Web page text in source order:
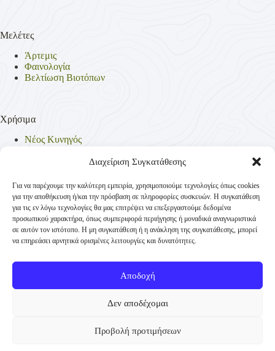
Διαχείριση Συγκατάθεσης
Για να παρέχουμε την καλύτερη εμπειρία, χρησιμοποιούμε τεχνολογίες όπως cookies
για την αποθήκευση ή/και την πρόσβαση σε πληροφορίες συσκευών. Η συγκατάθεση
για τις εν λόγω τεχνολογίες θα μας επιτρέψει να επεξεργαστούμε δεδομένα
προσωπικού χαρακτήρα, όπως συμπεριφορά περιήγησης ή μοναδικά αναγνωριστικά
σε αυτόν τον ιστότοπο. Η μη συγκατάθεση ή η ανάκληση της συγκατάθεσης, μπορεί
να επηρεάσει αρνητικά ορισμένες λειτουργίες και δυνατότητες.
Αποδοχή
Δεν αποδέχομαι
Προβολή προτιμήσεων
Μελέτες
Άρτεμις
Φαινολογία
Βελτίωση Βιοτόπων
Χρήσιμα
Νέος Κυνηγός
Νομοθεσία
Πολιτική Απορρήτου
Πολιτική Cookies (ΕΕ)
Επικοινωνία
Κυνηγετική Συνομοσπονδία Ελλάδος
TK 10431 Αθήνα
+30 210-3231271
info@ksellas.gr